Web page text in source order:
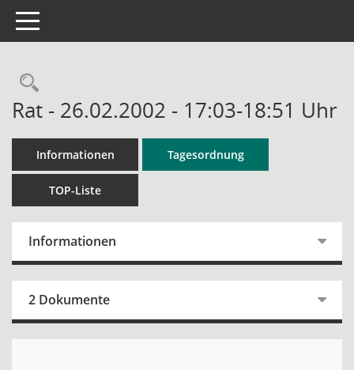
Toggle navigation
Rechercheauswahl
Rat - 26.02.2002 - 17:03-18:51 Uhr
Informationen Tagesordnung
TOP-Liste
Informationen
2 Dokumente